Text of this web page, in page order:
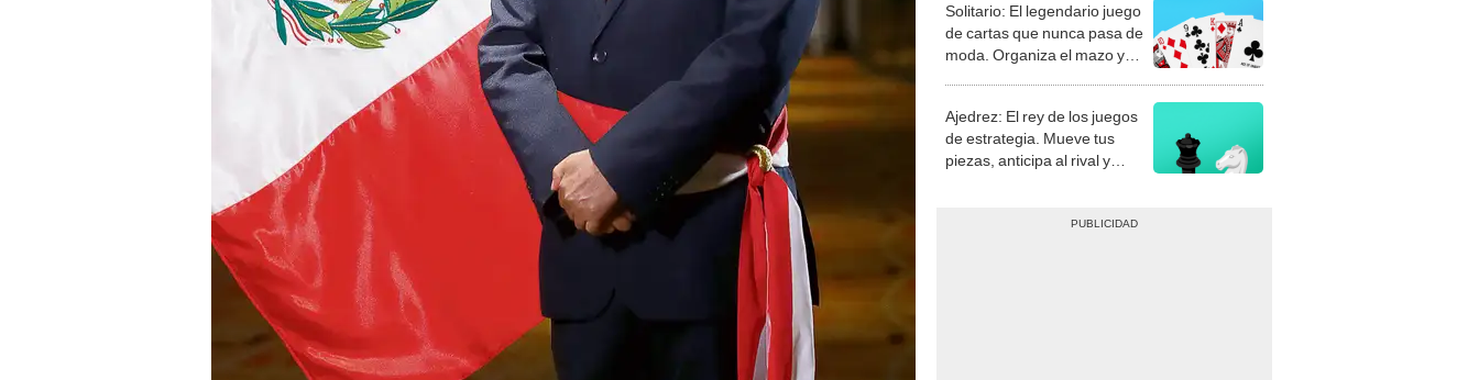
Solitario: El legendario juego
de cartas que nunca pasa de
moda. Organiza el mazo y
Ajedrez: El rey de los juegos
de estrategia. Mueve tus
piezas, anticipa al rival y